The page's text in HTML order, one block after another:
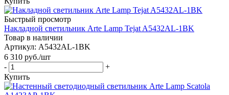
Быстрый просмотр
Накладной светильник Arte Lamp Tejat A5432AL-1BK
Товар в наличии
Артикул: A5432AL-1BK
6 310 руб./шт
-
+
Купить